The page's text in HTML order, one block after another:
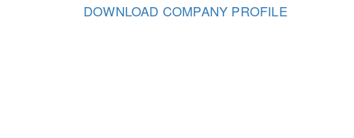
DOWNLOAD COMPANY PROFILE